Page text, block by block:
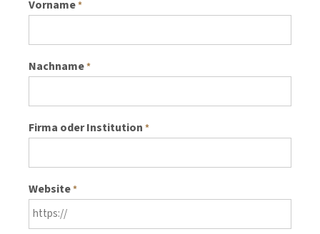
Vorname*
Nachname*
Firma oder Institution *
Website*